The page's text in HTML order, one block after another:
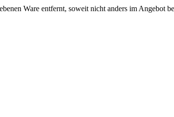
Ware entfernt, soweit nicht anders im Angebot